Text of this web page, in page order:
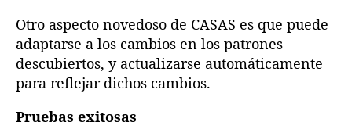
Otro aspecto novedoso de CASAS es que puede
adaptarse a los cambios en los patrones
descubiertos, y actualizarse automáticamente
para reflejar dichos cambios.
Pruebas exitosas